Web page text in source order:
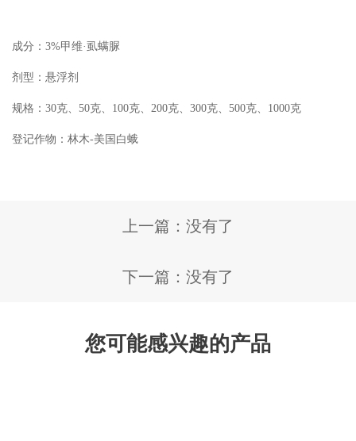
成分：3%甲维·虱螨脲
剂型：悬浮剂
规格：30克、50克、100克、200克、300克、500克、1000克
登记作物：林木-美国白蛾
上一篇：没有了
下一篇：没有了
您可能感兴趣的产品